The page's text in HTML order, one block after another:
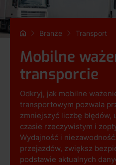
Branże Transport
Mobilne
transporcie
Odkryj, jak mobilne
transportowym pozwala
zmniejszyć liczbę błędów,
czasie rzeczywistym i
Wydajność i
przejazdów, zwiększ
podstawie aktualnych